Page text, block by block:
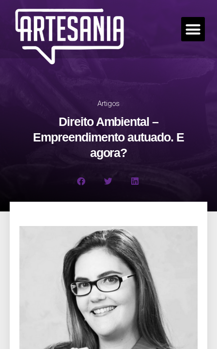
Artigos
Direito Ambiental –
Empreendimento autuado. E
agora?